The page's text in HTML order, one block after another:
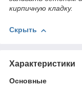
кирпичную кладку.
Скрыть
Характеристики
Основные